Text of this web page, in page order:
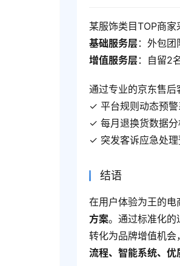
某服饰类目TOP商
基础服务层：外包
增值服务层：自留2
通过专业的京东售
✓ 平台规则动态预
✓ 每月退换货数据
✓ 突发客诉应急处
结语
在用户体验为王的
方案。通过标准化
转化为品牌增值机
流程、智能系统、优